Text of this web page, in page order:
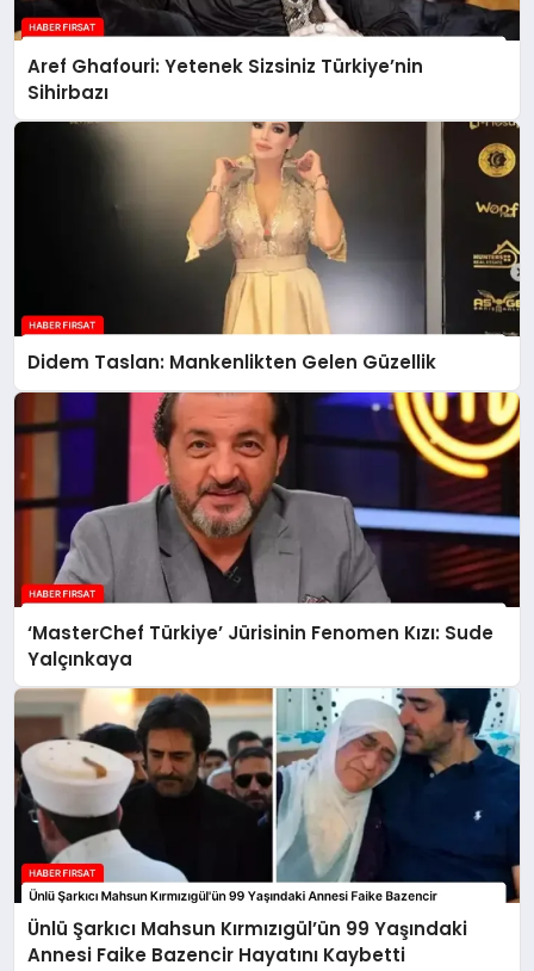
Aref Ghafouri: Yetenek Sizsiniz Türkiye’nin
Sihirbazı
Didem Taslan: Mankenlikten Gelen Güzellik
‘MasterChef Türkiye’ Jürisinin Fenomen Kızı: Sude
Yalçınkaya
Ünlü Şarkıcı Mahsun Kırmızıgül’ün 99 Yaşındaki
Annesi Faike Bazencir Hayatını Kaybetti